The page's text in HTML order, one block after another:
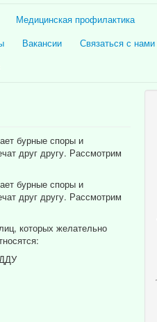
Медицинская профилактика
Вакансии
Связаться с нами
бурные споры и
друг другу. Рассмотрим
бурные споры и
друг другу. Рассмотрим
которых желательно